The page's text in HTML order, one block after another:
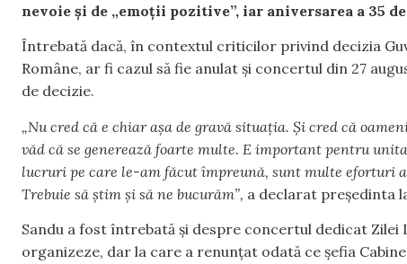
nevoie și de „emoții pozitive”, iar aniversarea a 35
Întrebată dacă, în contextul criticilor privind decizia
Române, ar fi cazul să fie anulat și concertul din 27
de decizie.
„Nu cred că e chiar așa de gravă situația. Și cred că
văd că se generează foarte multe. E important pentru
lucruri pe care le-am făcut împreună, sunt multe eforturi
Trebuie să știm și să ne bucurăm”, a declarat președinta
Sandu a fost întrebată și despre concertul dedicat Zilei
organizeze, dar la care a renunțat odată ce șefia